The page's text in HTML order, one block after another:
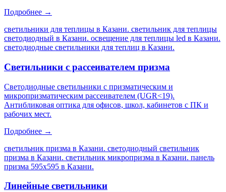
Подробнее →
светильники для теплицы в Казани. светильник для теплицы
светодиодный в Казани. освещение для теплицы led в Казани.
светодиодные светильники для теплиц в Казани.
Светильники с рассеивателем призма
Светодиодные светильники с призматическим и
микропризматическим рассеивателем (UGR<19).
Антибликовая оптика для офисов, школ, кабинетов с ПК и
рабочих мест.
Подробнее →
светильник призма в Казани. светодиодный светильник
призма в Казани. светильник микропризма в Казани. панель
призма 595х595 в Казани.
Линейные светильники